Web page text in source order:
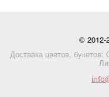
© 2012-
Доставка цветов, букетов: